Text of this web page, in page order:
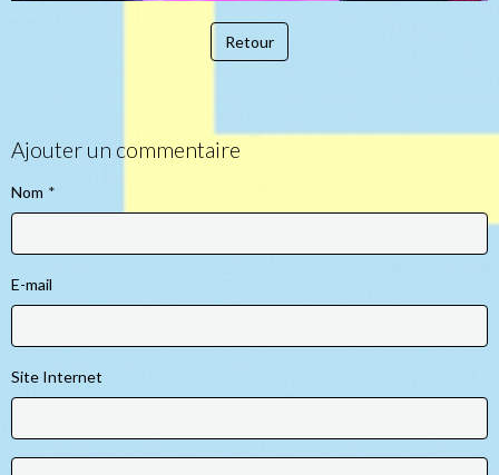
Retour
Ajouter un commentaire
Nom
E-mail
Site Internet